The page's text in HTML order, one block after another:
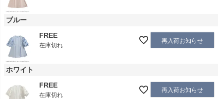
ブルー
FREE
在庫切れ
再入荷お知らせ
ホワイト
FREE
在庫切れ
再入荷お知らせ